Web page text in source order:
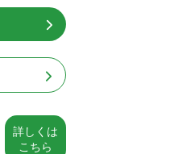
詳しくは
こちら